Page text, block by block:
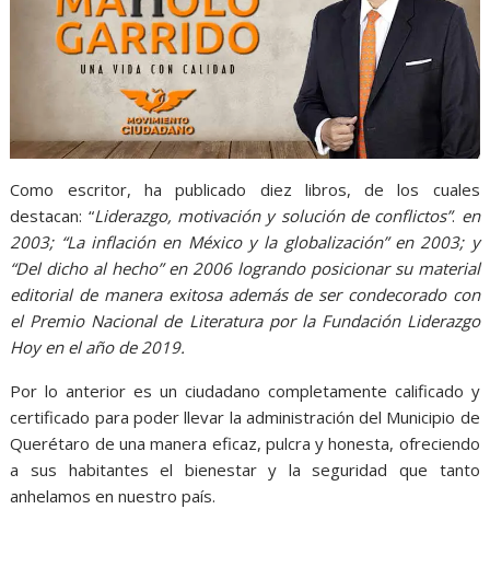
Como escritor, ha publicado diez libros, de los cuales
destacan: “Liderazgo, motivación y solución de conflictos”. en
2003; “La inflación en México y la globalización” en 2003; y
“Del dicho al hecho” en 2006 logrando posicionar su material
editorial de manera exitosa además de ser condecorado con
el Premio Nacional de Literatura por la Fundación Liderazgo
Hoy en el año de 2019.
Por lo anterior es un ciudadano completamente calificado y
certificado para poder llevar la administración del Municipio de
Querétaro de una manera eficaz, pulcra y honesta, ofreciendo
a sus habitantes el bienestar y la seguridad que tanto
anhelamos en nuestro país.